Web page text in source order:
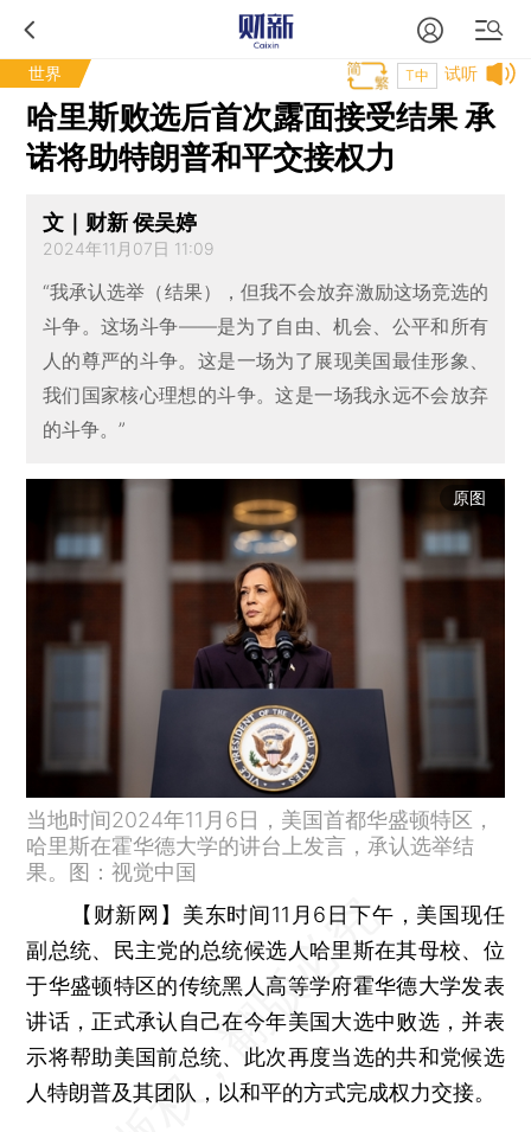
世界 试听
T中
哈里斯败选后首次露面接受结果 承
诺将助特朗普和平交接权力
文｜财新 侯吴婷
2024年11月07日 11:09
“我承认选举（结果），但我不会放弃激励这场竞选的
斗争。这场斗争——是为了自由、机会、公平和所有
人的尊严的斗争。这是一场为了展现美国最佳形象、
我们国家核心理想的斗争。这是一场我永远不会放弃
的斗争。”
原图
当地时间2024年11月6日，美国首都华盛顿特区，
哈里斯在霍华德大学的讲台上发言，承认选举结
果。图：视觉中国
【财新网】 美东时间11月6日下午，美国现任
副总统、民主党的总统候选人哈里斯在其母校、位
于华盛顿特区的传统黑人高等学府霍华德大学发表
讲话，正式承认自己在今年美国大选中败选，并表
示将帮助美国前总统、此次再度当选的共和党候选
人特朗普及其团队，以和平的方式完成权力交接。